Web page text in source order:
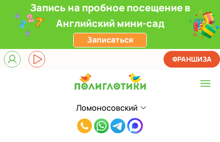
Запись на пробное посещение в
Английский мини-сад
Записаться
Ломоносовский
Выберите центр
Верхние Лихоборы
8(916)241-
ФРАНШИЗА